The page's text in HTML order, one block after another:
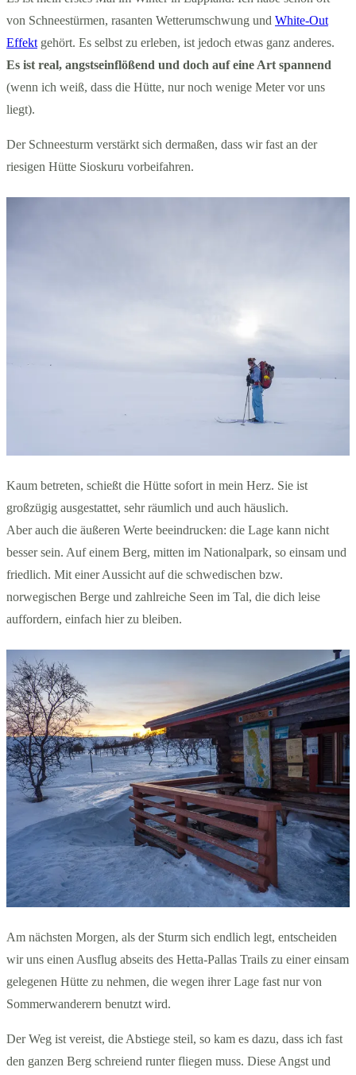
von Schneestürmen, rasanten Wetterumschwung und White-Out
Effekt gehört. Es selbst zu erleben, ist jedoch etwas ganz anderes.
Es ist real, angstseinflößend und doch auf eine Art spannend
(wenn ich weiß, dass die Hütte, nur noch wenige Meter vor uns
liegt).
Der Schneesturm verstärkt sich dermaßen, dass wir fast an der
riesigen Hütte Sioskuru vorbeifahren.
Kaum betreten, schießt die Hütte sofort in mein Herz. Sie ist
großzügig ausgestattet, sehr räumlich und auch häuslich.
Aber auch die äußeren Werte beeindrucken: die Lage kann nicht
besser sein. Auf einem Berg, mitten im Nationalpark, so einsam und
friedlich. Mit einer Aussicht auf die schwedischen bzw.
norwegischen Berge und zahlreiche Seen im Tal, die dich leise
auffordern, einfach hier zu bleiben.
Am nächsten Morgen, als der Sturm sich endlich legt, entscheiden
wir uns einen Ausflug abseits des Hetta-Pallas Trails zu einer einsam
gelegenen Hütte zu nehmen, die wegen ihrer Lage fast nur von
Sommerwanderern benutzt wird.
Der Weg ist vereist, die Abstiege steil, so kam es dazu, dass ich fast
den ganzen Berg schreiend runter fliegen muss. Diese Angst und